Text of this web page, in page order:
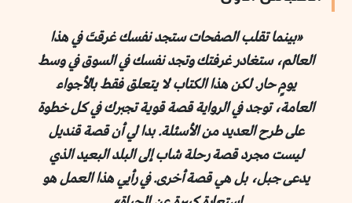
«بينما تقلب الصفحات ستجد نفسك غرقتَ في هذا
العالم، ستغادر غرفتك وتجد نفسك في السوق في وسط
يومٍ حار. لكن هذا الكتاب لا يتعلق فقط بالأجواء
العامة، توجد في الرواية قصة قوية تجبرك في كل خطوة
على طرح العديد من الأسئلة. بدا لي أن قصة قنديل
ليست مجرد قصة رحلة شاب إلى البلد البعيد الذي
يدعى جبل، بل هي قصة أخرى. في رأيي هذا العمل هو